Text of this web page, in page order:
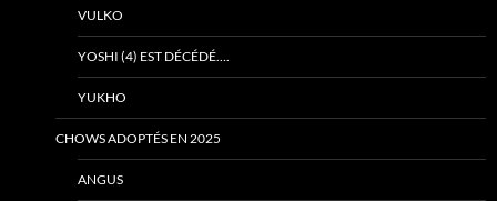
VULKO
YOSHI (4) EST DÉCÉDÉ….
YUKHO
CHOWS ADOPTÉS EN 2025
ANGUS